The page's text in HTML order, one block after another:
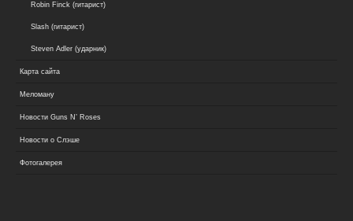
Robin Finck (гитарист)
Slash (гитарист)
Steven Adler (ударник)
Карта сайта
Меломану
Новости Guns N’ Roses
Новости о Слэше
Фотогалерея